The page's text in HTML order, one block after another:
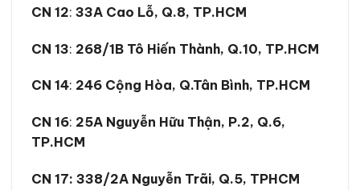
CN 12: 33A Cao Lỗ, Q.8, TP.HCM
CN 13: 268/1B Tô Hiến Thành, Q.10, TP.HCM
CN 14: 246 Cộng Hòa, Q.Tân Bình, TP.HCM
CN 16: 25A Nguyễn Hữu Thận, P.2, Q.6,
TP.HCM
CN 17: 338/2A Nguyễn Trãi, Q.5, TPHCM